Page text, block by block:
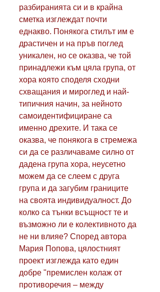
разбиранията си и в крайна
сметка изглеждат почти
еднакво. Понякога стилът им е
драстичен и на пръв поглед
уникален, но се оказва, че той
принадлежи към цяла група, от
хора която споделя сходни
схващания и мироглед и най-
типичния начин, за нейното
самоидентифициране са
именно дрехите. И така се
оказва, че понякога в стремежа
си да се различаваме силно от
дадена група хора, неусетно
можем да се слеем с друга
група и да загубим границите
на своята индивидуалност. До
колко са тънки всъщност те и
възможно ли е колективното да
не ни влияе? Според автора
Мария Попова, цялостният
проект изглежда като един
добре "премислен колаж от
противоречия – между